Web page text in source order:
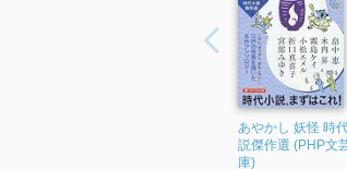
あやかし 妖怪 時
説傑作選 (PHP文
庫)